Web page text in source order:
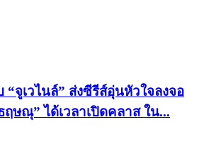
“จูเวไนล์” ส่งซีรีส์อุ่นหัวใจลงจอ
ษณุ” ได้เวลาเปิดคลาส ใน...